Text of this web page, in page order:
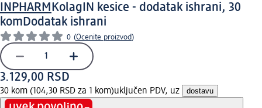
INPHARM KolagIN kesice - dodatak ishrani, 30
komDodatak ishrani
0 (Ocenite proizvod)
3.129,00 RSD
30 kom (104,30 RSD za 1 kom)uključen PDV, uz dostavu